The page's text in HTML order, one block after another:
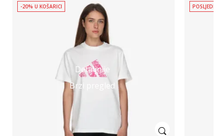
Detaljnije
Brzi pregled
-20% U KOŠARICI